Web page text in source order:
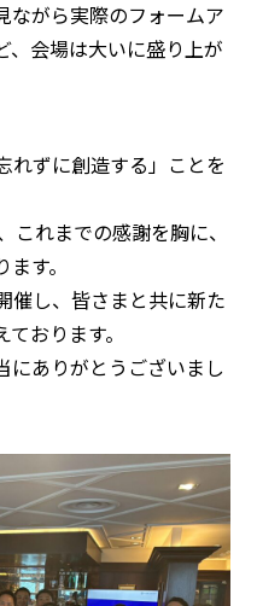
ながら実際のフォームア
、会場は大いに盛り上が
れずに創造する」ことを
れまでの感謝を胸に、
す。
催し、皆さまと共に新た
おります。
にありがとうございまし